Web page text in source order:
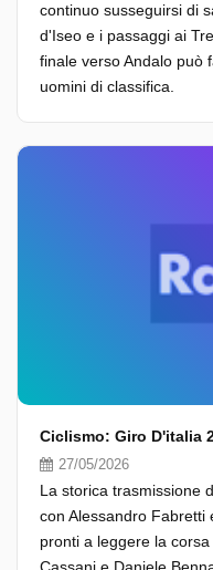
continuo susseguirsi di
d'Iseo e i passaggi ai
finale verso Andalo può
uomini di classifica.
27/05/2026
La storica trasmissione
con Alessandro Fabretti
pronti a leggere la